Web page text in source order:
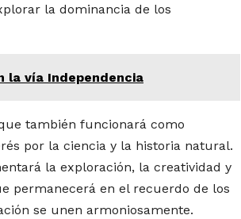
la dominancia de los
la vía Independencia
también funcionará como
por la ciencia y la historia natural.
la exploración, la creatividad y
permanecerá en el recuerdo de los
se unen armoniosamente.